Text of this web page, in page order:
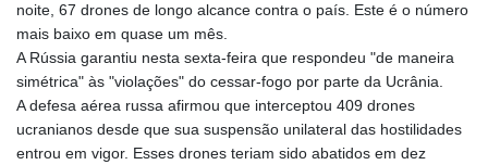
MOP 9.314584
MUR 54.419742
MVR 17.862733
MWK
1998.775164
MXN 19.811945
noite, 67 drones de longo alcance contra o país. Este é o número
mais baixo em quase um mês.
A Rússia garantiu nesta sexta-feira que respondeu "de maneira
simétrica" às "violações" do cessar-fogo por parte da Ucrânia.
A defesa aérea russa afirmou que interceptou 409 drones
ucranianos desde que sua suspensão unilateral das hostilidades
entrou em vigor. Esses drones teriam sido abatidos em dez